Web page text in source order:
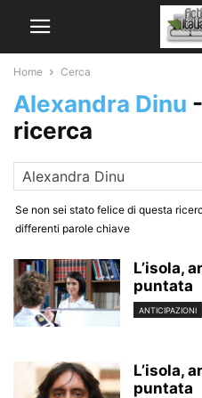
Home Cerca
Alexandra Dinu -
ricerca
Se non sei stato felice di questa
differenti parole chiave
L’isola,
puntata
ANTICIPAZIONI
L’isola,
puntata